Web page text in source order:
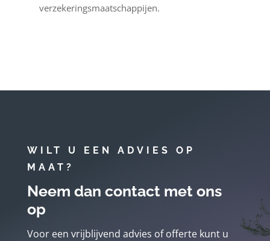
verzekeringsmaatschappijen.
WILT U EEN ADVIES OP
MAAT?
Neem dan contact met ons
op
Voor een vrijblijvend advies of offerte kunt u